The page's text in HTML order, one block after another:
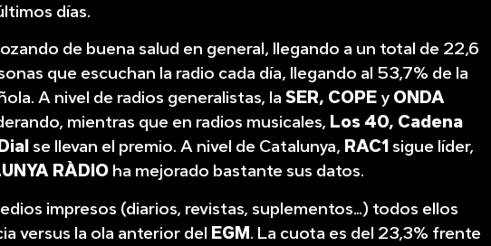
días.
de buena salud en general, llegando a un total de 22,6
que escuchan la radio cada día, llegando al 53,7% de la
A nivel de radios generalistas, la SER, COPE y ONDA
mientras que en radios musicales, Los 40, Cadena
se llevan el premio. A nivel de Catalunya, RAC1 sigue líder,
RÀDIO ha mejorado bastante sus datos.
impresos (diarios, revistas, suplementos…) todos ellos
versus la ola anterior del EGM. La cuota es del 23,3% frente